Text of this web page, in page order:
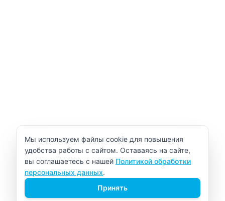
Уведомление об использовании cookie
Мы используем файлы cookie для повышения
удобства работы с сайтом. Оставаясь на сайте,
вы соглашаетесь с нашей Политикой обработки
персональных данных.
Принять